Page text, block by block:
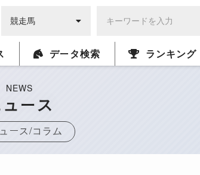
データ検索 ランキング
NEWS
ース
ース/コラム